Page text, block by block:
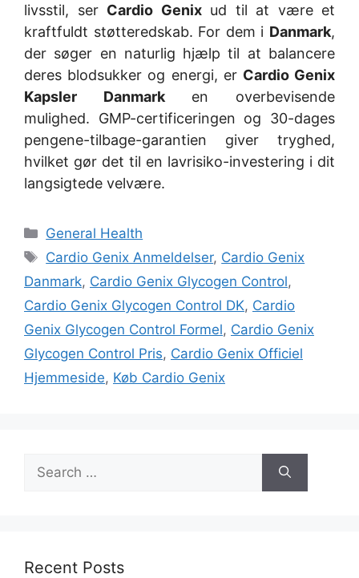
livsstil, ser Cardio Genixud til at være et
kraftfuldt støtteredskab. For dem i Danmark,
der søger en naturlig hjælp til at balancere
deres blodsukker og energi, er Cardio Genix
Kapsler Danmarken overbevisende
mulighed. GMP-certificeringen og 30-dages
pengene-tilbage-garantien giver tryghed,
hvilket gør det til en lavrisiko-investering i dit
langsigtede velvære.
Categories
General Health
Tags
Cardio Genix Anmeldelser, Cardio Genix
Danmark, Cardio Genix Glycogen Control,
Cardio Genix Glycogen Control DK, Cardio
Genix Glycogen Control Formel, Cardio Genix
Glycogen Control Pris, Cardio Genix Officiel
Hjemmeside, Køb Cardio Genix
for:
Recent Posts